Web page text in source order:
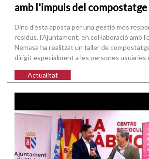
amb l'impuls del
Dins d'esta aposta per una gestió més
residus, l'Ajuntament, en col·laboració amb
Nemasa ha realitzat un taller de
dirigit especialment a les persones usuàries
Actualitat